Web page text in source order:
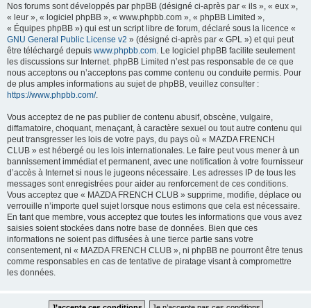
Nos forums sont développés par phpBB (désigné ci-après par « ils », « eux »,
« leur », « logiciel phpBB », « www.phpbb.com », « phpBB Limited »,
« Équipes phpBB ») qui est un script libre de forum, déclaré sous la licence «
GNU General Public License v2 » (désigné ci-après par « GPL ») et qui peut
être téléchargé depuis www.phpbb.com . Le logiciel phpBB facilite seulement
les discussions sur Internet. phpBB Limited n’est pas responsable de ce que
nous acceptons ou n’acceptons pas comme contenu ou conduite permis. Pour
de plus amples informations au sujet de phpBB, veuillez consulter :
https://www.phpbb.com/.
Vous acceptez de ne pas publier de contenu abusif, obscène, vulgaire,
diffamatoire, choquant, menaçant, à caractère sexuel ou tout autre contenu qui
peut transgresser les lois de votre pays, du pays où « MAZDA FRENCH
CLUB » est hébergé ou les lois internationales. Le faire peut vous mener à un
bannissement immédiat et permanent, avec une notification à votre fournisseur
d’accès à Internet si nous le jugeons nécessaire. Les adresses IP de tous les
messages sont enregistrées pour aider au renforcement de ces conditions.
Vous acceptez que « MAZDA FRENCH CLUB » supprime, modifie, déplace ou
verrouille n’importe quel sujet lorsque nous estimons que cela est nécessaire.
En tant que membre, vous acceptez que toutes les informations que vous avez
saisies soient stockées dans notre base de données. Bien que ces
informations ne soient pas diffusées à une tierce partie sans votre
consentement, ni « MAZDA FRENCH CLUB », ni phpBB ne pourront être tenus
comme responsables en cas de tentative de piratage visant à compromettre
les données.